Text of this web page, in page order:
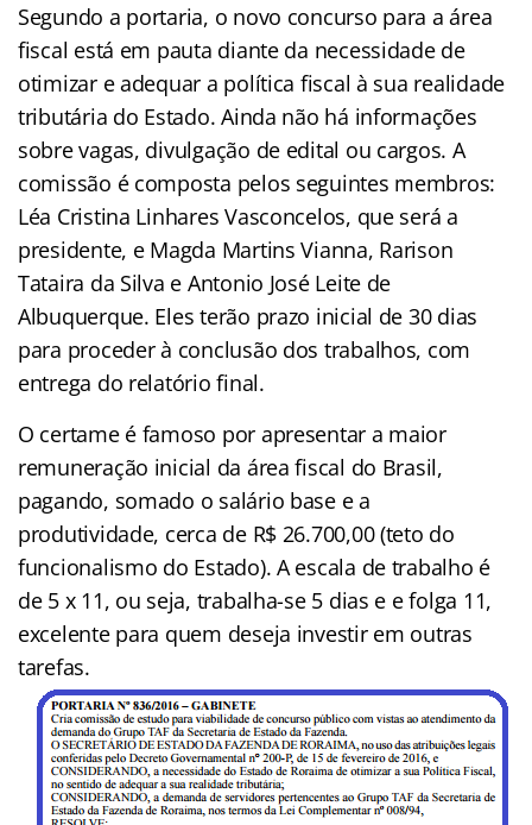
Segundo a portaria, o novo concurso para a área
fiscal está em pauta diante da necessidade de
otimizar e adequar a política fiscal à sua realidade
tributária do Estado. Ainda não há informações
sobre vagas, divulgação de edital ou cargos. A
comissão é composta pelos seguintes membros:
Léa Cristina Linhares Vasconcelos, que será a
presidente, e Magda Martins Vianna, Rarison
Tataira da Silva e Antonio José Leite de
Albuquerque. Eles terão prazo inicial de 30 dias
para proceder à conclusão dos trabalhos, com
entrega do relatório final.
O certame é famoso por apresentar a maior
remuneração inicial da área fiscal do Brasil,
pagando, somado o salário base e a
produtividade, cerca de R$ 26.700,00 (teto do
funcionalismo do Estado). A escala de trabalho é
de 5 x 11, ou seja, trabalha-se 5 dias e e folga 11,
excelente para quem deseja investir em outras
tarefas.